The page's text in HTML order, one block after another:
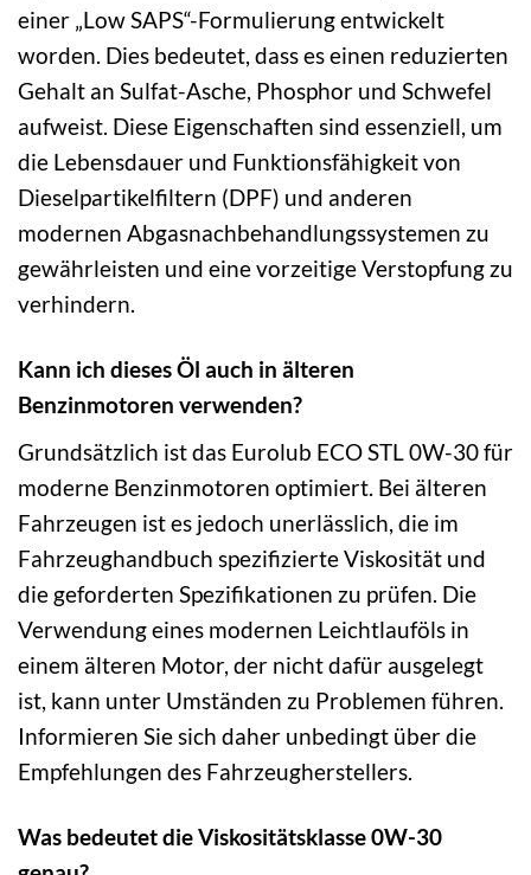
einer „Low SAPS“-Formulierung entwickelt
worden. Dies bedeutet, dass es einen reduzierten
Gehalt an Sulfat-Asche, Phosphor und Schwefel
aufweist. Diese Eigenschaften sind essenziell, um
die Lebensdauer und Funktionsfähigkeit von
Dieselpartikelfiltern (DPF) und anderen
modernen Abgasnachbehandlungssystemen zu
gewährleisten und eine vorzeitige Verstopfung zu
verhindern.
Kann ich dieses Öl auch in älteren
Benzinmotoren verwenden?
Grundsätzlich ist das Eurolub ECO STL 0W-30 für
moderne Benzinmotoren optimiert. Bei älteren
Fahrzeugen ist es jedoch unerlässlich, die im
Fahrzeughandbuch spezifizierte Viskosität und
die geforderten Spezifikationen zu prüfen. Die
Verwendung eines modernen Leichtlauföls in
einem älteren Motor, der nicht dafür ausgelegt
ist, kann unter Umständen zu Problemen führen.
Informieren Sie sich daher unbedingt über die
Empfehlungen des Fahrzeugherstellers.
Was bedeutet die Viskositätsklasse 0W-30